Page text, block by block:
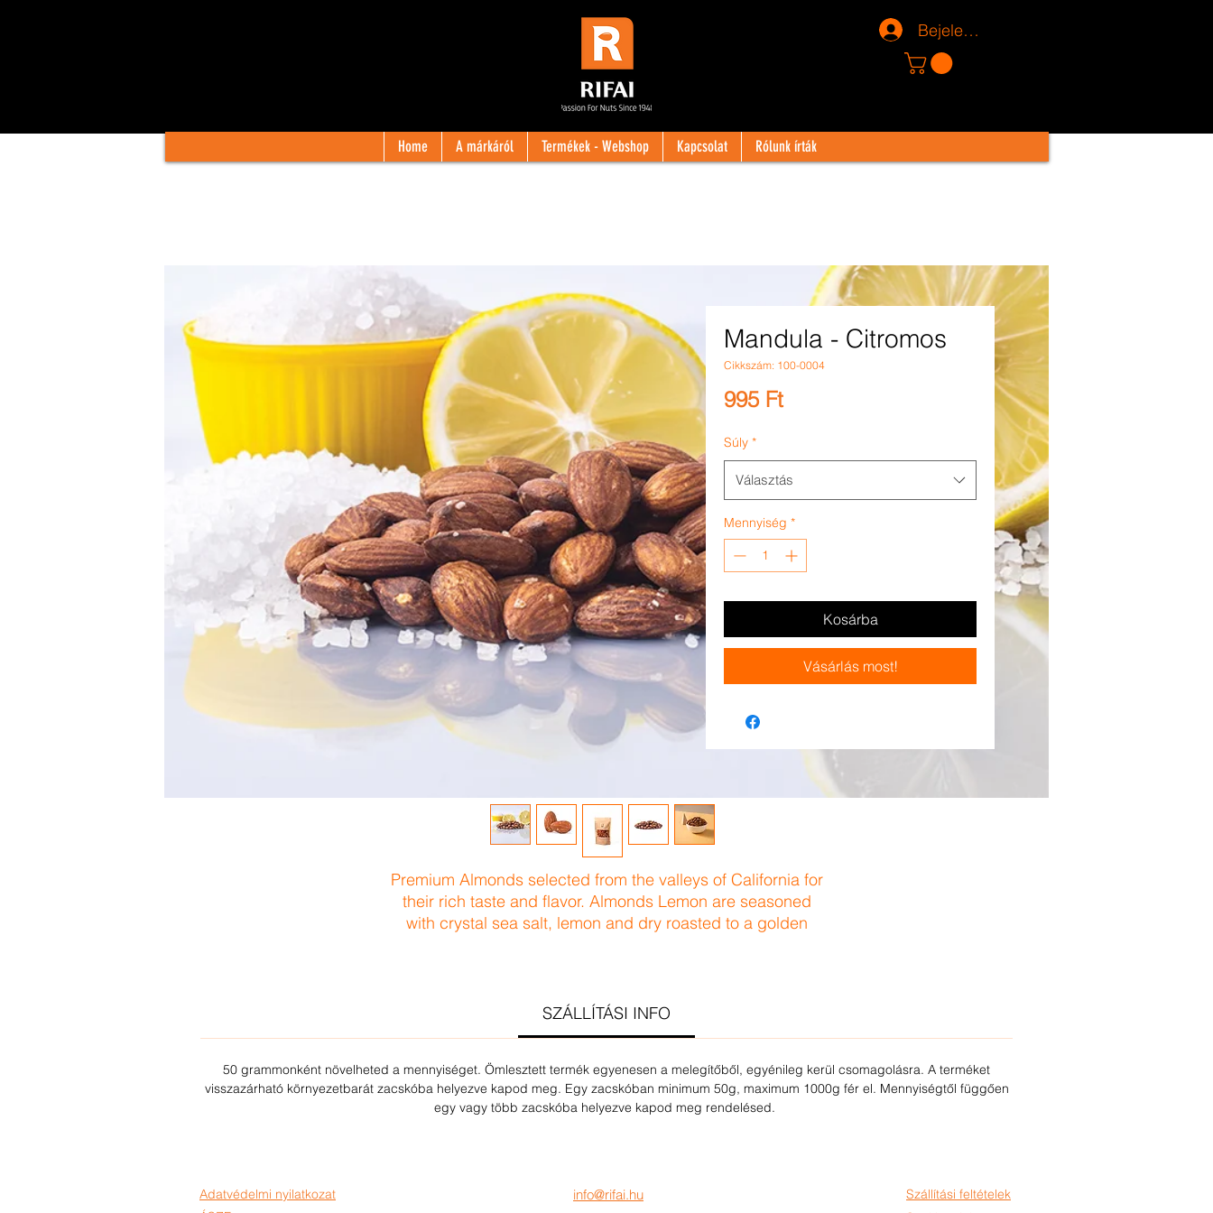
Bejelentkezés
Home A márkáról Termékek - Webshop Kapcsolat Rólunk írták
Mandula - Citromos
Cikkszám: 100-0004
995 FtÁr
Súly *
Választás
Mennyiség *
Kosárba
Vásárlás most!
Premium Almonds selected from the valleys of California for
their rich taste and flavor. Almonds Lemon are seasoned
with crystal sea salt, lemon and dry roasted to a golden
SZÁLLÍTÁSI INFO
50 grammonként növelheted a mennyiséget. Ömlesztett termék egyenesen a melegítőből, egyénileg kerül csomagolásra. A terméket
visszazárható környezetbarát zacskóba helyezve kapod meg. Egy zacskóban minimum 50g, maximum 1000g fér el. Mennyiségtől függően
egy vagy több zacskóba helyezve kapod meg rendelésed.
Adatvédelmi nyilatkozat
info@rifai.hu
Szállítási feltételek